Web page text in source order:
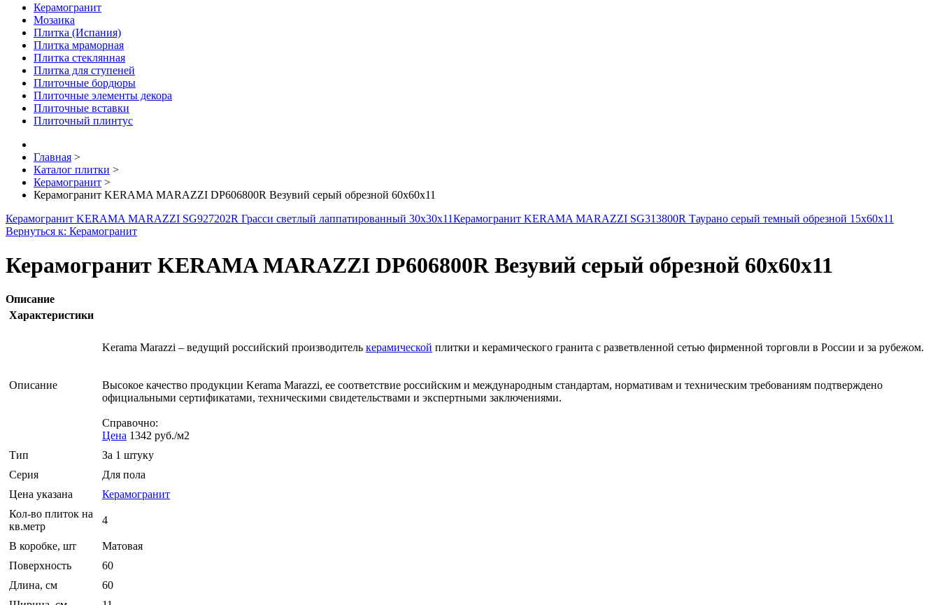
Керамогранит
Мозаика
Плитка (Испания)
Плитка мраморная
Плитка стеклянная
Плитка для ступеней
Плиточные бордюры
Плиточные элементы декора
Плиточные вставки
Плиточный плинтус
Главная >
Каталог плитки >
Керамогранит >
Керамогранит KERAMA MARAZZI DP606800R Везувий серый обрезной 60х60х11
Керамогранит KERAMA MARAZZI SG927202R Грасси светлый лаппатированный 30х30х11Керамогранит KERAMA MARAZZI SG313800R Таурано серый темный обрезной 15х60х11
Вернуться к: Керамогранит
Керамогранит KERAMA MARAZZI DP606800R Везувий серый обрезной 60х60х11
Описание
Характеристики
Описание
Kerama Marazzi – ведущий российский производитель керамической плитки и керамического гранита с разветвленной сетью фирменной торговли в России и за рубежом.
Высокое качество продукции Kerama Marazzi, ее соответствие российским и международным стандартам, нормативам и техническим требованиям подтверждено
официальными сертификатами, техническими свидетельствами и экспертными заключениями.
Справочно:
Цена 1342 руб./м2
Тип
За 1 штуку
Серия
Для пола
Цена указана
Керамогранит
Кол-во плиток на
кв.метр
4
В коробке, шт
Матовая
Поверхность
60
Длина, см
60